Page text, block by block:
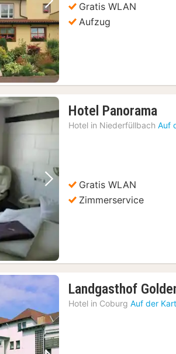
Nächstes Bild
Gratis WLAN
Aufzug
Nächstes Bild
Hotel Panorama
Hotel in Niederfüllbach Auf
Gratis WLAN
Zimmerservice
Landgasthof
Hotel in Coburg Auf der